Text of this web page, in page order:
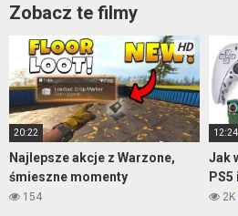
Zobacz te filmy
HD
20:22
Najlepsze akcje z Warzone,
śmieszne momenty
154
12:24
Jak
2K